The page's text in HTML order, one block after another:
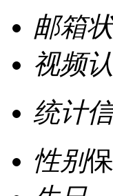
邮箱
视频
统计
性别